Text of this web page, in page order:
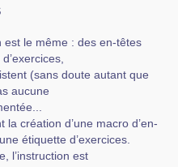
est le même : des en-têtes
(sans doute autant que
aucune
création d’une macro d’en-
étiquette d’exercices.
l’instruction est